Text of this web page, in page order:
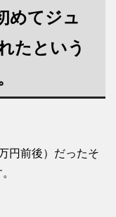
めてジュ
たという
円前後）だったそ